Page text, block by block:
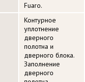
Fuaro.
Контурное
уплотнение
дверного
полотна и
дверного блока.
Заполнение
дверного